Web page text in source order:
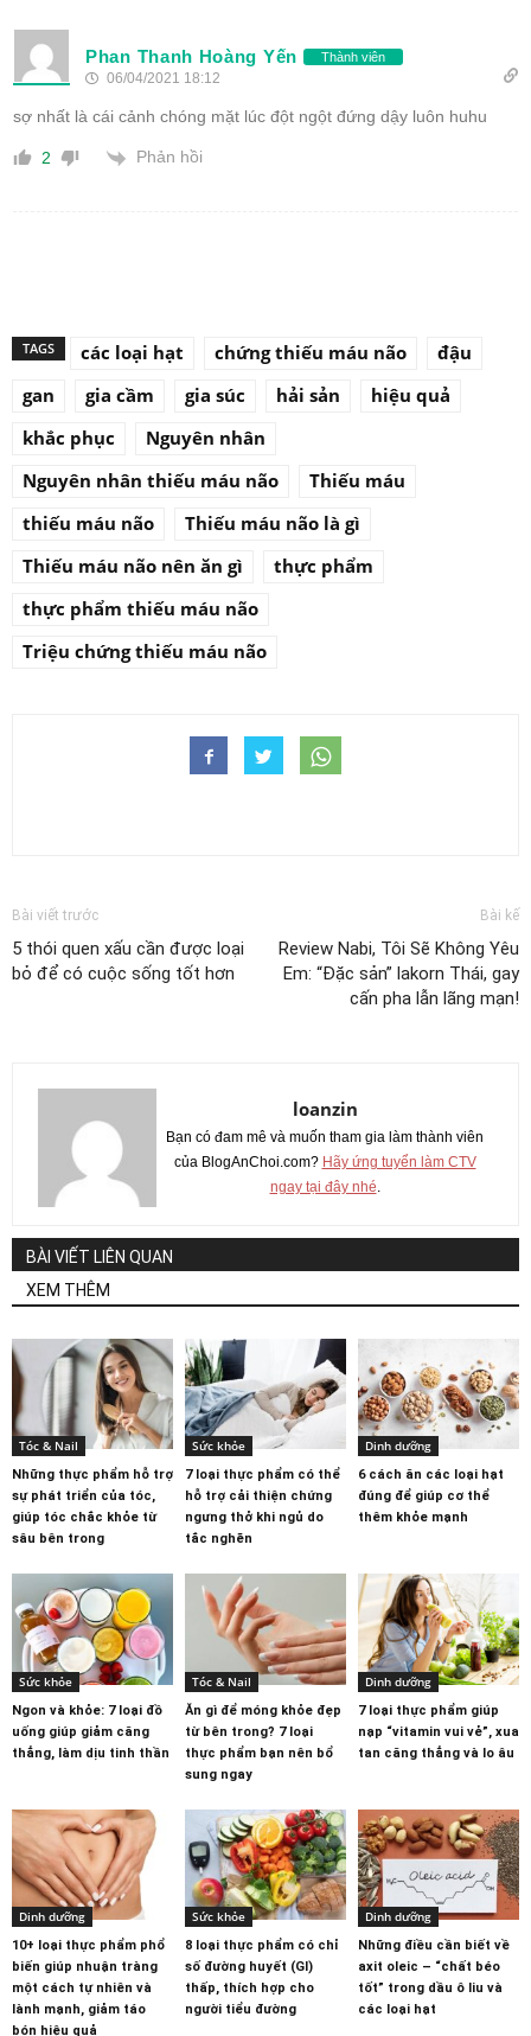
Phan Thanh Hoàng Yến Thành viên
06/04/2021 18:12
sợ nhất là cái cảnh chóng mặt lúc đột ngột đứng dậy luôn huhu
2 Phản hồi
TAGS các loại hạt chứng thiếu máu não
đậu
gan
gia cầm gia súc hải sản
hiệu quả
khắc phục
Nguyên nhân
Nguyên nhân thiếu máu não
Thiếu máu
thiếu máu não
Thiếu máu não là gì
Thiếu máu não nên ăn gì
thực phẩm
thực phẩm thiếu máu não
Triệu chứng thiếu máu não
Bài viết trước
5 thói quen xấu cần được loại
bỏ để có cuộc sống tốt hơn
Bài kế
Review Nabi, Tôi Sẽ Không Yêu
Em: “Đặc sản” lakorn Thái, gay
cấn pha lẫn lãng mạn!
loanzin
Bạn có đam mê và muốn tham gia làm thành viên
của BlogAnChoi.com? Hãy ứng tuyển làm CTV
ngay tại đây nhé
BÀI VIẾT LIÊN QUAN
XEM THÊM
Tóc & Nail
Những thực phẩm hỗ trợ
sự phát triển của tóc,
giúp tóc chắc khỏe từ
sâu bên trong
Sức khỏe
7 loại thực phẩm có thể
hỗ trợ cải thiện chứng
ngưng thở khi ngủ do
tắc nghẽn
Dinh dưỡng
6 cách ăn các loại hạt
đúng để giúp cơ thể
thêm khỏe mạnh
Sức khỏe
Ngon và khỏe: 7 loại đồ
uống giúp giảm căng
thẳng, làm dịu tinh thần
Tóc & Nail
Ăn gì để móng khỏe đẹp
từ bên trong? 7 loại
thực phẩm bạn nên bổ
sung ngay
Dinh dưỡng
7 loại thực phẩm giúp
nạp “vitamin vui vẻ”, xua
tan căng thẳng và lo âu
Dinh dưỡng
10+ loại thực phẩm phổ
biến giúp nhuận tràng
một cách tự nhiên và
lành mạnh, giảm táo
bón hiệu quả
Sức khỏe
8 loại thực phẩm có chỉ
số đường huyết (GI)
thấp, thích hợp cho
người tiểu đường
Dinh dưỡng
Những điều cần biết về
axit oleic – “chất béo
tốt” trong dầu ô liu và
các loại hạt